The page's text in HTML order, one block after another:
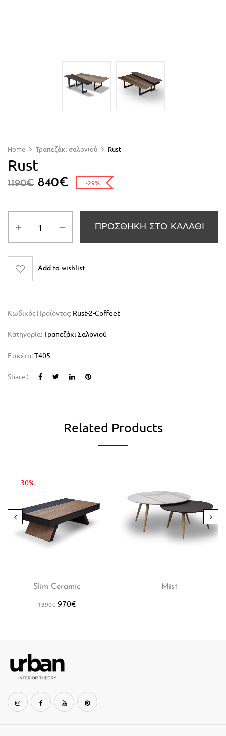
Home Τραπεζάκι σαλονιού Rust
Rust
1190€ 840€ -29%
ΠΡΟΣΘΉΚΗ ΣΤΟ ΚΑΛΆΘΙ
Add to wishlist
Κωδικός Προϊόντος: Rust-2-Coffeet
Κατηγορία:Τραπεζάκι Σαλονιού
Ετικέτα:T405
Share :
Related Products
-30%
Slim Ceramic
1390€ 970€
Mist